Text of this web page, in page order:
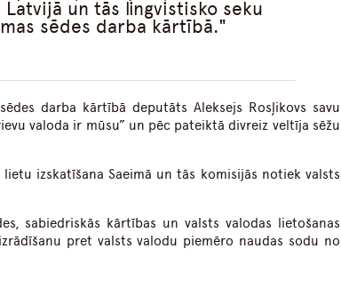
un tās lingvistisko seku
sēdes darba kārtībā.
darba kārtībā deputāts Aleksejs Rosļikovs savu
valoda ir mūsu” un pēc pateiktā divreiz veltīja sēžu
izskatīšana Saeimā un tās komisijās notiek valsts
sabiedriskās kārtības un valsts valodas lietošanas
pret valsts valodu piemēro naudas sodu no